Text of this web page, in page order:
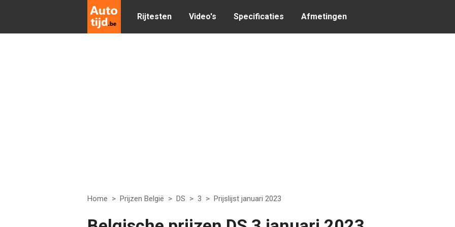
Rijtesten Video's Specificaties Afmetingen
Home > Prijzen België > DS > 3 > Prijslijst januari 2023